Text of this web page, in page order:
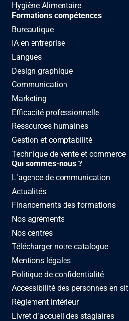
Hygiène Alimentaire
Formations compétences
Bureautique
IA en entreprise
Langues
Design graphique
Communication
Marketing
Efficacité professionnelle
Ressources humaines
Gestion et comptabilité
Technique de vente et commerce
Qui sommes-nous ?
L’agence de communication
Actualités
Financements des formations
Nos agréments
Nos centres
Télécharger notre catalogue
Mentions légales
Politique de confidentialité
Accessibilité des personnes en
Règlement intérieur
Livret d’accueil des stagiaires